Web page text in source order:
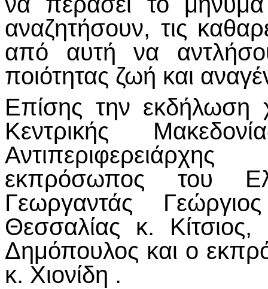
αναζητήσουν, τις
από αυτή να
ποιότητας ζωή και
Επίσης την εκδήλωση
Κεντρικής
εκπρόσωπος του
Γεωργαντάς
Θεσσαλίας κ.
Δημόπουλος και ο
κ. Χιονίδη .